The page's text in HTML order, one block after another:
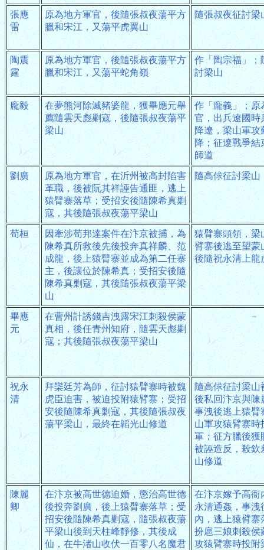
張應
雷
原為地方軍官，後隨張叔夜蕩平方
臘和宋江，又蕩平虎翼山
隨張叔夜征討梁
陶震
霆
原為地方軍官，後隨張叔夜蕩平方
臘和宋江，又蕩平蛇角嶺
作「陶宗福」；
討梁山
龐毅
在夢熊河除滅豬婆龍，獲畢應元舉
薦隨雲天彪剿寇，後隨張叔夜蕩平
梁山
作「龐義」；原
官，出兵遼國時
降遼，梁山軍攻
降；征遼戰爭結
師道
劉廣
原為地方軍官，在沂州被高封陷害
革職，後被阮其祥誣告通匪，逃上
猿臂寨落草；受招安後隨陳希真剿
寇，其後隨張叔夜蕩平梁山
隨高俅征討梁山
苟桓
因牽涉苟邦達案件在汴京被捕，為
陳希真所救後先後投奔真祥麟、范
成龍，後上猿臂寨並成為第二任寨
主，後讓位於陳希真；受招安後隨
陳希真剿寇，其後隨張叔夜蕩平梁
山
猿臂寨頭領，梁
臂寨後逃至望蒙
後隨祝永清上龍
畢應
元
在曹州計誘錢吉洩露宋江刺殺侯蒙
真相，後任青州知府，隨雲天彪剿
寇；其後隨張叔夜蕩平梁山
－
祝永
清
拜欒廷芳為師，征討猿臂寨時被魏
虎臣迫害，被迫投附猿臂寨；受招
安後隨陳希真剿寇，其後隨張叔夜
蕩平梁山，最終在韜光山修道
隨高俅征討梁山
後私回汴京與陳
事洩後逃上猿臂
山軍攻猿臂寨時
軍；征方臘後獲
被誣造反，殺欽
山修道
陳麗
卿
在汴京被高世德迫婚，懲治高世德
後投奔劉廣，後上猿臂寨落草；受
招安後隨陳希真剿寇，隨張叔夜蕩
平梁山後到天柱峰靜修，其後成
仙，在牛渚山收伏一百零八名魔君
在汴京嫁予高衙
永清通姦，事洩
內，逃上猿臂寨
扮扈三娘刺殺侯
攻猿臂寨時投附